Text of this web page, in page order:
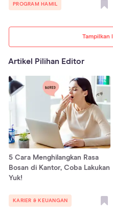
Tampilkan
PROGRAM HAMIL
Artikel Pilihan Editor
5 Cara Menghilangkan Rasa
Bosan di Kantor, Coba Lakukan
Yuk!
KARIER & KEUANGAN